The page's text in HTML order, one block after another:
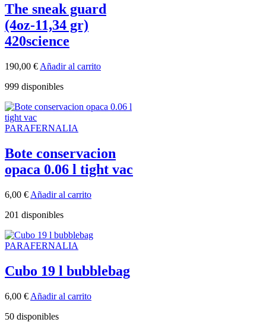
The sneak guard
(4oz-11,34 gr)
420science
190,00 € Añadir al carrito
999 disponibles
PARAFERNALIA
Bote conservacion
opaca 0.06 l tight vac
6,00 € Añadir al carrito
201 disponibles
PARAFERNALIA
Cubo 19 l bubblebag
6,00 € Añadir al carrito
50 disponibles